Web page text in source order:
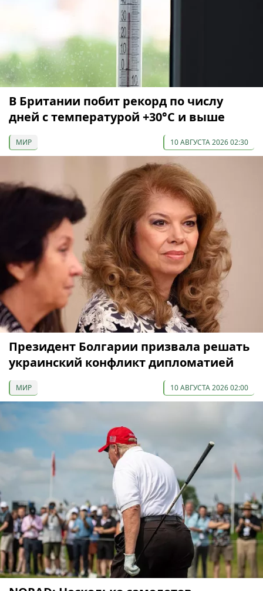
В Британии побит рекорд по числу
дней с температурой +30°C и выше
МИР 10 АВГУСТА 2026 02:30
Президент Болгарии призвала решать
украинский конфликт дипломатией
МИР 10 АВГУСТА 2026 02:00